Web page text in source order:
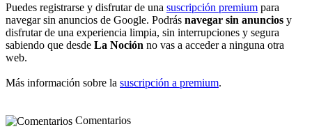
Puedes registrarse y disfrutar de una suscripción premium para
navegar sin anuncios de Google. Podrás navegar sin anuncios y
disfrutar de una experiencia limpia, sin interrupciones y segura
sabiendo que desde La Noción no vas a acceder a ninguna otra
web.
Más información sobre la suscripción a premium.
Comentarios